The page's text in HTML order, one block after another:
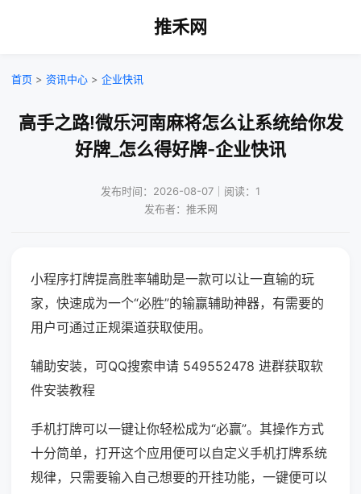
推禾网
首页 > 资讯中心 > 企业快讯
高手之路!微乐河南麻将怎么让系统给你发
好牌_怎么得好牌-企业快讯
发布时间：2026-08-07｜阅读：1
发布者：推禾网
小程序打牌提高胜率辅助是一款可以让一直输的玩
家，快速成为一个“必胜”的输赢辅助神器，有需要的
用户可通过正规渠道获取使用。
辅助安装，可QQ搜索申请 549552478 进群获取软
件安装教程
手机打牌可以一键让你轻松成为“必赢”。其操作方式
十分简单，打开这个应用便可以自定义手机打牌系统
规律，只需要输入自己想要的开挂功能，一键便可以